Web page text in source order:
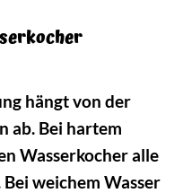
hängt von der
ab. Bei hartem
Wasserkocher alle
weichem Wasser